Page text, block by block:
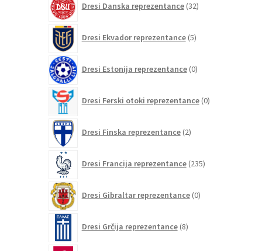
Dresi Danska reprezentance 32izdelkov
Dresi Ekvador reprezentance 5izdelkov
Dresi Estonija reprezentance 0izdelkov
Dresi Ferski otoki reprezentance 0izdelkov
Dresi Finska reprezentance 2izdelka
Dresi Francija reprezentance 235izdelkov
Dresi Gibraltar reprezentance 0izdelkov
Dresi Grčija reprezentance 8izdelkov